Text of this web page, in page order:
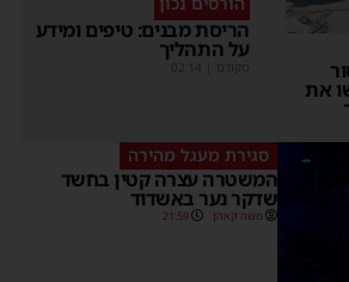
את
הריסת מבנים: טיפים ומידע
על התהליך
מקודם
סגירת מעגל מהירה
המשטרה עצרה קטין בחשד
שדקר נער באשדוד
משה קאהן 21:59